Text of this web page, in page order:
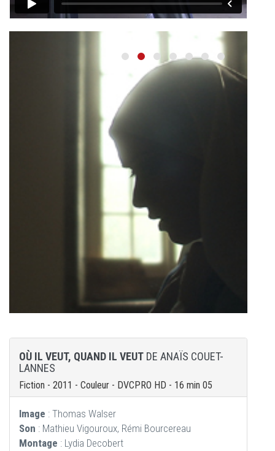
OÙ IL VEUT, QUAND IL VEUT DE ANAÏS COUET-
LANNES
Fiction - 2011 - Couleur - DVCPRO HD - 16 min 05
Image : Thomas Walser
Son : Mathieu Vigouroux, Rémi Bourcereau
Montage : Lydia Decobert